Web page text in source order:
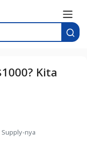
Kita
Supply-nya